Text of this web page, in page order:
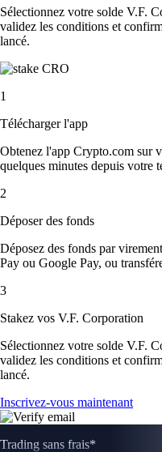
Sélectionnez votre solde V.F.
validez les conditions et
lancé.
1
Télécharger l'app
Obtenez l'app Crypto.com sur
quelques minutes depuis votre
2
Déposer des fonds
Déposez des fonds par
Pay ou Google Pay, ou
3
Stakez vos V.F. Corporation
Sélectionnez votre solde V.F.
validez les conditions et
lancé.
Inscrivez-vous maintenant
Trading sans frais*